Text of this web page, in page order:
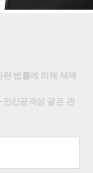
법률에 의해 제재
인신공격성 글은 관